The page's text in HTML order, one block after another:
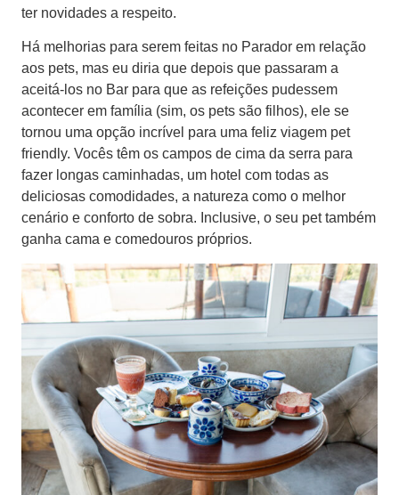
ter novidades a respeito.
Há melhorias para serem feitas no Parador em relação
aos pets, mas eu diria que depois que passaram a
aceitá-los no Bar para que as refeições pudessem
acontecer em família (sim, os pets são filhos), ele se
tornou uma opção incrível para uma feliz viagem pet
friendly. Vocês têm os campos de cima da serra para
fazer longas caminhadas, um hotel com todas as
deliciosas comodidades, a natureza como o melhor
cenário e conforto de sobra. Inclusive, o seu pet também
ganha cama e comedouros próprios.